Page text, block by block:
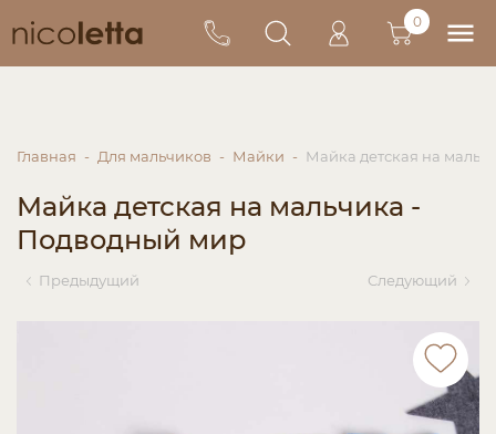
0
Главная Для мальчиков Майки Майка детская на
Майка детская на мальчика -
Подводный мир
Предыдущий Следующий